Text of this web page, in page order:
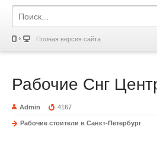
Полная версия сайта
Рабочие Снг
Admin 4167
Рабочие стоители в Санкт-Петербург